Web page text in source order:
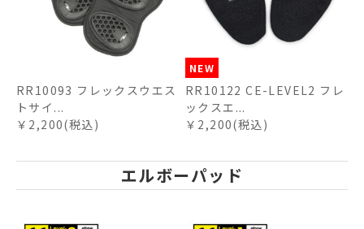
RR10093 フレックスウエス
トサイ...
￥2,200(税込)
NEW
RR10122 CE-LEVEL2 フレ
ックスエ...
￥2,200(税込)
エルボーパッド